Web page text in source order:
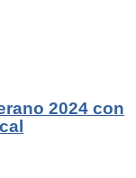
2024 con